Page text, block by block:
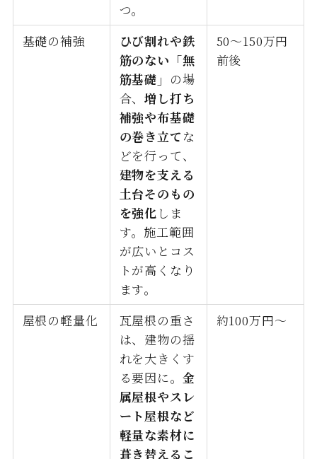
つ。
基礎の補強
ひび割れや鉄
筋のない「無
筋基礎」 の場
合、増し打ち
補強や布基礎
の巻き立て な
どを行って、
建物を支える
土台そのもの
を強化 しま
す。施工範囲
が広いとコス
トが高くなり
ます。
50〜150万円
前後
屋根の軽量化
瓦屋根の重さ
は、建物の揺
れを大きくす
る要因に。 金
属屋根やスレ
ート屋根など
軽量な素材に
葺き替えるこ
約100万円〜